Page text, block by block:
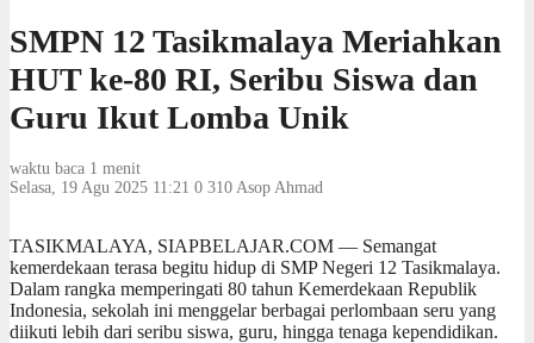
SMPN 12 Tasikmalaya Meriahkan
HUT ke-80 RI, Seribu Siswa dan
Guru Ikut Lomba Unik
waktu baca 1 menit
Selasa, 19 Agu 2025 11:21 0 310 Asop Ahmad
TASIKMALAYA, SIAPBELAJAR.COM — Semangat
kemerdekaan terasa begitu hidup di SMP Negeri 12 Tasikmalaya.
Dalam rangka memperingati 80 tahun Kemerdekaan Republik
Indonesia, sekolah ini menggelar berbagai perlombaan seru yang
diikuti lebih dari seribu siswa, guru, hingga tenaga kependidikan.